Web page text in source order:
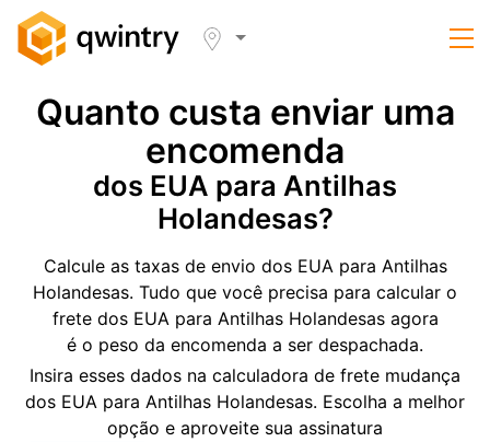
Quanto custa enviar uma
encomenda
dos EUA para Antilhas
Holandesas?
Calcule as taxas de envio dos EUA para Antilhas
Holandesas. Tudo que você precisa para calcular o
frete dos EUA para Antilhas Holandesas agora
é o peso da encomenda a ser despachada.
Insira esses dados na calculadora de frete mudança
dos EUA para Antilhas Holandesas. Escolha a melhor
opção e aproveite sua assinatura